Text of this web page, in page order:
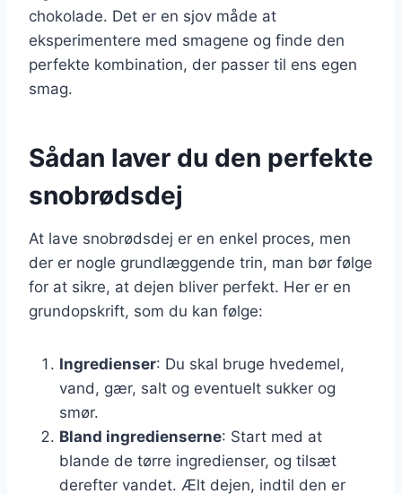
chokolade. Det er en sjov måde at
eksperimentere med smagene og finde den
perfekte kombination, der passer til ens egen
smag.
Sådan laver du den perfekte
snobrødsdej
At lave snobrødsdej er en enkel proces, men
der er nogle grundlæggende trin, man bør følge
for at sikre, at dejen bliver perfekt. Her er en
grundopskrift, som du kan følge:
Ingredienser: Du skal bruge hvedemel,
vand, gær, salt og eventuelt sukker og
smør.
Bland ingredienserne: Start med at
blande de tørre ingredienser, og tilsæt
derefter vandet. Ælt dejen, indtil den er